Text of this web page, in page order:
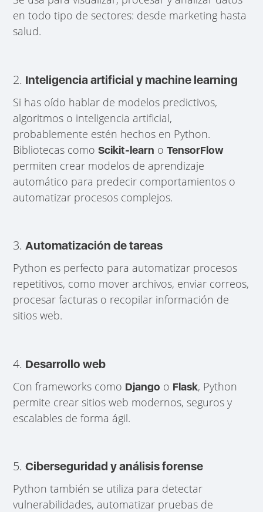
en todo tipo de sectores: desde marketing hasta
salud.
2. Inteligencia artificial y machine learning
Si has oído hablar de modelos predictivos,
algoritmos o inteligencia artificial,
probablemente estén hechos en Python.
Bibliotecas comoScikit-learn oTensorFlow
permiten crear modelos de aprendizaje
automático para predecir comportamientos o
automatizar procesos complejos.
3.Automatización de tareas
Python es perfecto para automatizar procesos
repetitivos, como mover archivos, enviar correos,
procesar facturas o recopilar información de
sitios web.
4. Desarrollo web
Con frameworks como Django o Flask, Python
permite crear sitios web modernos, seguros y
escalables de forma ágil.
5.Ciberseguridad y análisis forense
Python también se utiliza para detectar
vulnerabilidades, automatizar pruebas de